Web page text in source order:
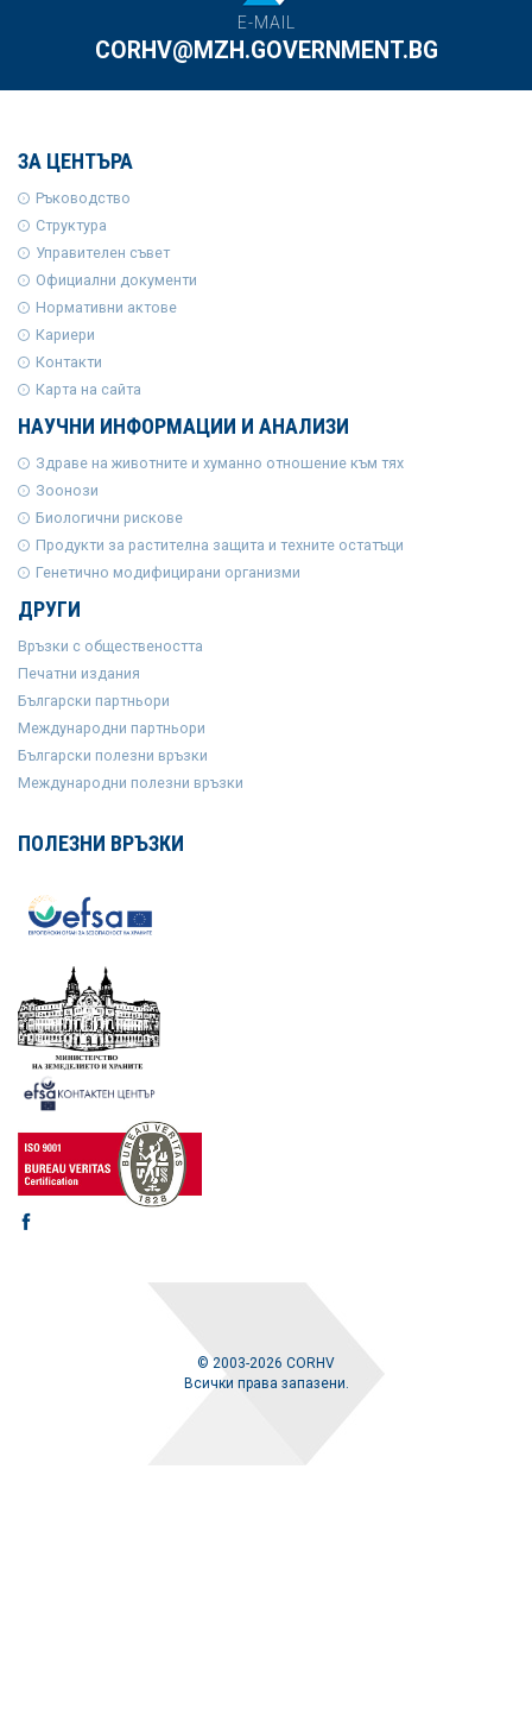
E-MAIL
CORHV@MZH.GOVERNMENT.BG
ЗА ЦЕНТЪРА
Ръководство
Структура
Управителен съвет
Официални документи
Нормативни актове
Кариери
Контакти
Карта на сайта
НАУЧНИ ИНФОРМАЦИИ И АНАЛИЗИ
Здраве на животните и хуманно отношение към тях
Зоонози
Биологични рискове
Продукти за растителна защита и техните остатъци
Генетично модифицирани организми
ДРУГИ
Връзки с обществеността
Печатни издания
Български партньори
Международни партньори
Български полезни връзки
Международни полезни връзки
ПОЛЕЗНИ ВРЪЗКИ
© 2003-2026 CORHV
Всички права запазени.